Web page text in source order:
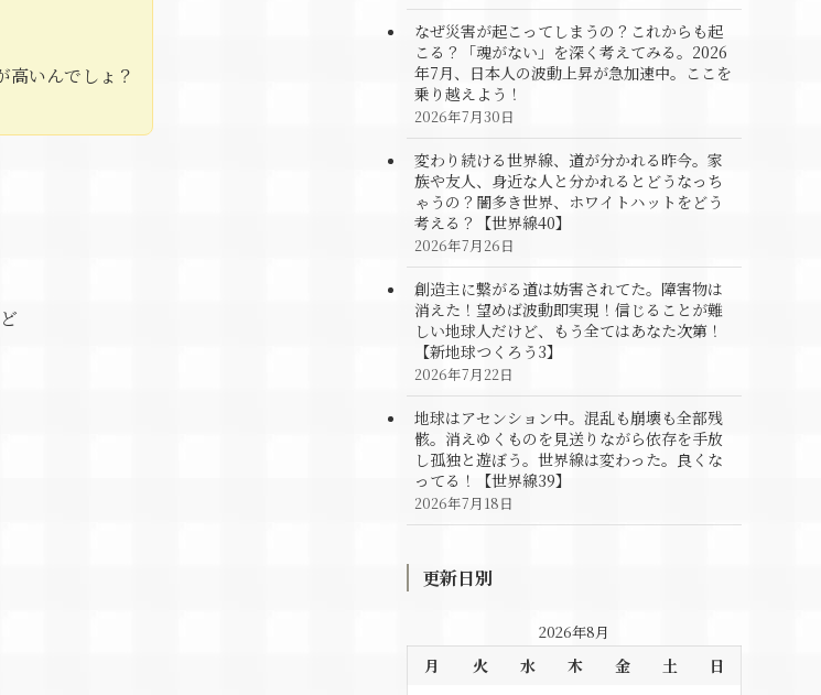
高いんでしょ？
なぜ災害が起こってしまうの？これからも起
こる？「魂がない」を深く考えてみる。2026
年7月、日本人の波動上昇が急加速中。ここを
乗り越えよう！
2026年7月30日
変わり続ける世界線、道が分かれる昨今。家
族や友人、身近な人と分かれるとどうなっち
ゃうの？闇多き世界、ホワイトハットをどう
考える？【世界線40】
2026年7月26日
創造主に繋がる道は妨害されてた。障害物は
消えた！望めば波動即実現！信じることが難
しい地球人だけど、もう全てはあなた次第！
【新地球つくろう3】
2026年7月22日
地球はアセンション中。混乱も崩壊も全部残
骸。消えゆくものを見送りながら依存を手放
し孤独と遊ぼう。世界線は変わった。良くな
ってる！【世界線39】
2026年7月18日
更新日別
2026年8月
月 火 水 木 金 土 日